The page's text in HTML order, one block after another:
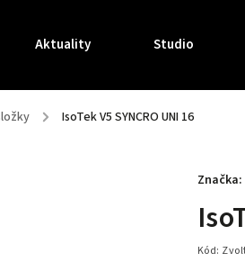
Aktuality Studio
/ IsoTek V5 SYNCRO UNI 16
Kód:
Značka: